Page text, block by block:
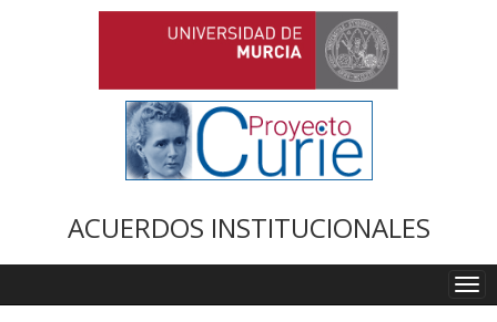
ACUERDOS INSTITUCIONALES